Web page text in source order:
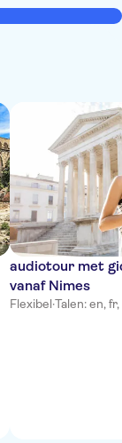
audiotour met
vanaf Nimes
Flexibel·Talen: en, fr,